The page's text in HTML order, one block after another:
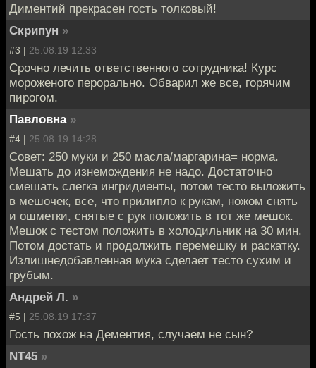
Диментий прекрасен гость толковый!
Скрипун »
#3 | 25.08.19 12:33
Срочно лечить ответственного сотрудника! Курс
мороженого перорально. Обварил же все, горячим
пирогом.
Павловна »
#4 | 25.08.19 14:28
Совет: 250 муки и 250 масла/маргарина= норма.
Мешать до изнемождения не надо. Достаточно
смешать слегка ингридиенты, потом тесто выложить
в мешочек, все, что прилипло к рукам, ножом снять
и ошметки, снятые с рук положить в тот же мешок.
Мешок с тестом положить в холодильник на 30 мин.
Потом достать и продолжить перемешку и раскатку.
Излишнедобавленная мука сделает тесто сухим и
грубым.
Андрей Л. »
#5 | 25.08.19 17:37
Гость похож на Дементия, случаем не сын?
NT45 »